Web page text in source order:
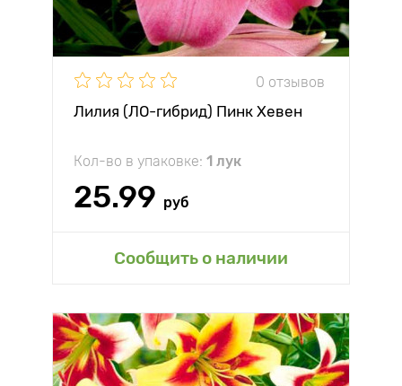
0 отзывов
Лилия (ЛО-гибрид) Пинк Хевен
Кол-во в упаковке: 1 лук
25.99 руб
Сообщить о наличии